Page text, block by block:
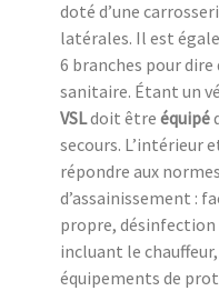
doté d’une
latérales. Il est
6 branches pour dire
sanitaire. Étant un
VSLdoit être équipé
secours. L’intérieur
répondre aux
d’assainissement :
propre, désinfection
incluant le
équipements de